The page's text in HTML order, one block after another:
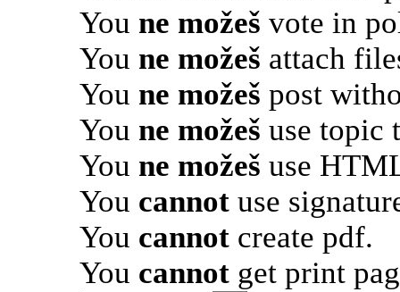
You ne možeš vote in
You ne možeš attach
You ne možeš post
You ne možeš use topic
You ne možeš use
You cannot use
You cannot create pdf.
You cannot get print